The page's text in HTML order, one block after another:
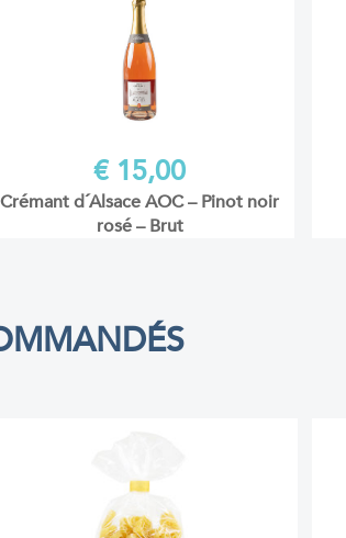
€ 15,00
Crémant d´Alsace AOC – Pinot noir
rosé – Brut